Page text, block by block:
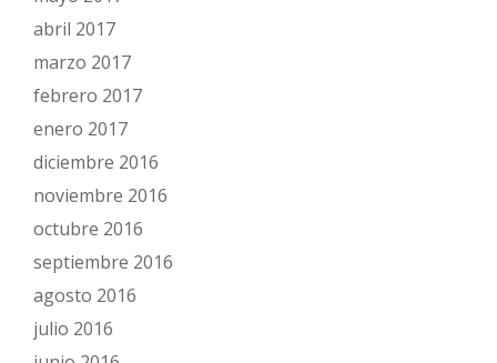
abril 2017
marzo 2017
febrero 2017
enero 2017
diciembre 2016
noviembre 2016
octubre 2016
septiembre 2016
agosto 2016
julio 2016